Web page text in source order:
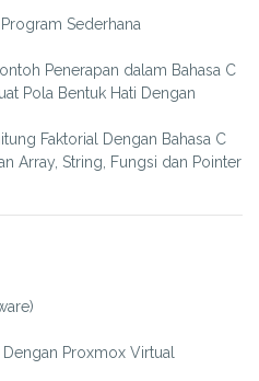
Sederhana
Penerapan dalam Bahasa C
Pola Bentuk Hati Dengan
Faktorial Dengan Bahasa C
Array, String, Fungsi dan Pointer
Proxmox Virtual